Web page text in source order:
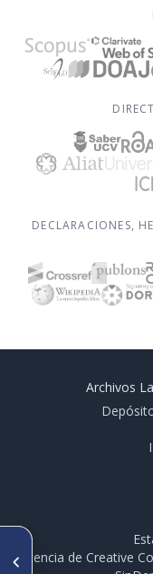
ARTÍCULO ANTERIOR
Nuevos libros
DECLARACIONES,
Archivos
licencia de Creative